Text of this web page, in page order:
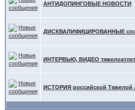
АНТИДОПИНГОВЫЕ НОВОСТИ
ДИСКВАЛИФИЦИРОВАННЫЕ
ИНТЕРВЬЮ, ВИДЕО
ИСТОРИЯ российской Тяжелой